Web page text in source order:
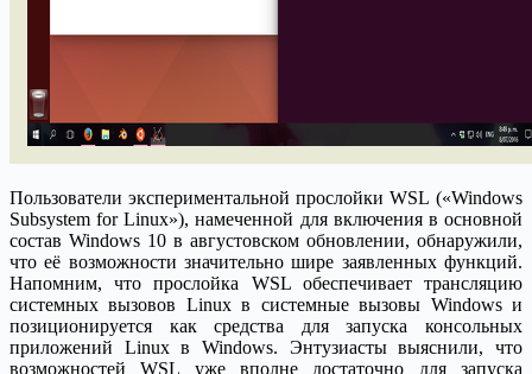
Пользователи экспериментальной прослойки WSL («Windows
Subsystem for Linux»), намеченной для включения в основной
состав Windows 10 в августовском обновлении, обнаружили,
что её возможности значительно шире заявленных функций.
Напомним, что прослойка WSL обеспечивает трансляцию
системных вызовов Linux в системные вызовы Windows и
позиционируется как средства для запуска консольных
приложений Linux в Windows. Энтузиасты выяснили, что
возможностей WSL уже вполне достаточно для запуска